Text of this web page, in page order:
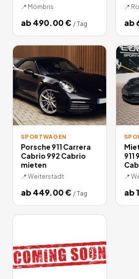
📍 Mömbris
ab490.00€ / Tag
📍
ab
SPORTWAGEN
Porsche 911 Carrera
Cabrio 992 Cabrio
mieten
📍 Weiterstadt
ab449.00€ / Tag
911
📍
ab